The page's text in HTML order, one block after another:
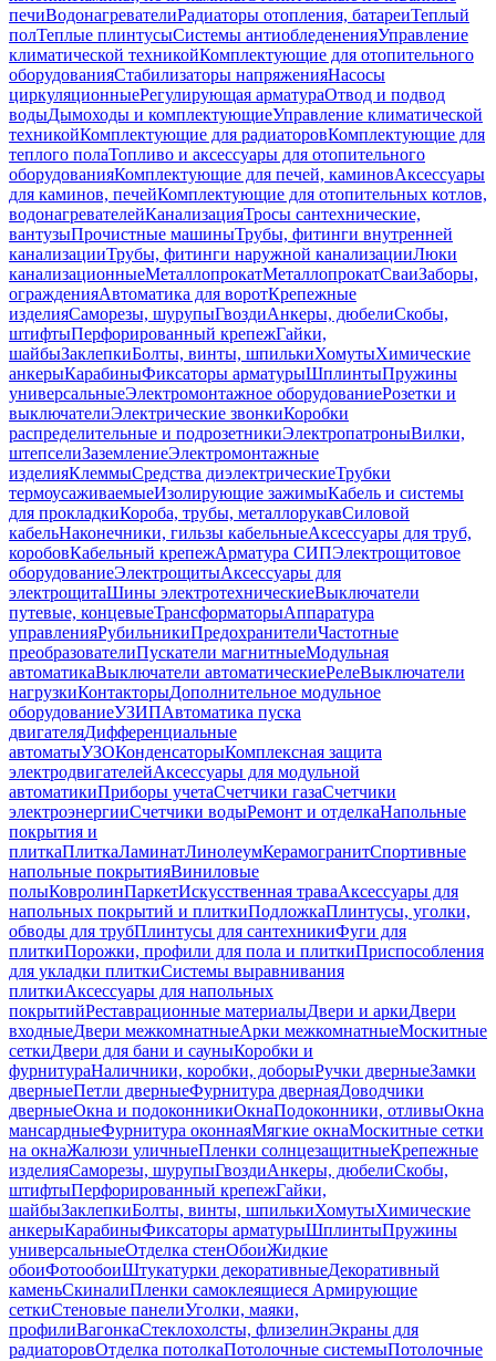
печиВодонагревателиРадиаторы отопления, батареиТеплый
полТеплые плинтусыСистемы антиобледененияУправление
климатической техникойКомплектующие для отопительного
оборудованияСтабилизаторы напряженияНасосы
циркуляционныеРегулирующая арматураОтвод и подвод
водыДымоходы и комплектующиеУправление климатической
техникойКомплектующие для радиаторовКомплектующие для
теплого полаТопливо и аксессуары для отопительного
оборудованияКомплектующие для печей, каминовАксессуары
для каминов, печейКомплектующие для отопительных котлов,
водонагревателейКанализацияТросы сантехнические,
вантузыПрочистные машиныТрубы, фитинги внутренней
канализацииТрубы, фитинги наружной канализацииЛюки
канализационныеМеталлопрокатМеталлопрокатСваиЗаборы,
огражденияАвтоматика для воротКрепежные
изделияСаморезы, шурупыГвоздиАнкеры, дюбелиСкобы,
штифтыПерфорированный крепежГайки,
шайбыЗаклепкиБолты, винты, шпилькиХомутыХимические
анкерыКарабиныФиксаторы арматурыШплинтыПружины
универсальныеЭлектромонтажное оборудованиеРозетки и
выключателиЭлектрические звонкиКоробки
распределительные и подрозетникиЭлектропатроныВилки,
штепселиЗаземлениеЭлектромонтажные
изделияКлеммыСредства диэлектрическиеТрубки
термоусаживаемыеИзолирующие зажимыКабель и системы
для прокладкиКороба, трубы, металлорукавСиловой
кабельНаконечники, гильзы кабельныеАксессуары для труб,
коробовКабельный крепежАрматура СИПЭлектрощитовое
оборудованиеЭлектрощитыАксессуары для
электрощитаШины электротехническиеВыключатели
путевые, концевыеТрансформаторыАппаратура
управленияРубильникиПредохранителиЧастотные
преобразователиПускатели магнитныеМодульная
автоматикаВыключатели автоматическиеРелеВыключатели
нагрузкиКонтакторыДополнительное модульное
оборудованиеУЗИПАвтоматика пуска
двигателяДифференциальные
автоматыУЗОКонденсаторыКомплексная защита
электродвигателейАксессуары для модульной
автоматикиПриборы учетаСчетчики газаСчетчики
электроэнергииСчетчики водыРемонт и отделкаНапольные
покрытия и
плиткаПлиткаЛаминатЛинолеумКерамогранитСпортивные
напольные покрытияВиниловые
полыКовролинПаркетИскусственная траваАксессуары для
напольных покрытий и плиткиПодложкаПлинтусы, уголки,
обводы для трубПлинтусы для сантехникиФуги для
плиткиПорожки, профили для пола и плиткиПриспособления
для укладки плиткиСистемы выравнивания
плиткиАксессуары для напольных
покрытийРеставрационные материалыДвери и аркиДвери
входныеДвери межкомнатныеАрки межкомнатныеМоскитные
сеткиДвери для бани и сауныКоробки и
фурнитураНаличники, коробки, доборыРучки дверныеЗамки
дверныеПетли дверныеФурнитура двернаяДоводчики
дверныеОкна и подоконникиОкнаПодоконники, отливыОкна
мансардныеФурнитура оконнаяМягкие окнаМоскитные сетки
на окнаЖалюзи уличныеПленки солнцезащитныеКрепежные
изделияСаморезы, шурупыГвоздиАнкеры, дюбелиСкобы,
штифтыПерфорированный крепежГайки,
шайбыЗаклепкиБолты, винты, шпилькиХомутыХимические
анкерыКарабиныФиксаторы арматурыШплинтыПружины
универсальныеОтделка стенОбоиЖидкие
обоиФотообоиШтукатурки декоративныеДекоративный
каменьСкиналиПленки самоклеящиеся Армирующие
сеткиСтеновые панелиУголки, маяки,
профилиВагонкаСтеклохолсты, флизелинЭкраны для
радиаторовОтделка потолкаПотолочные системыПотолочные